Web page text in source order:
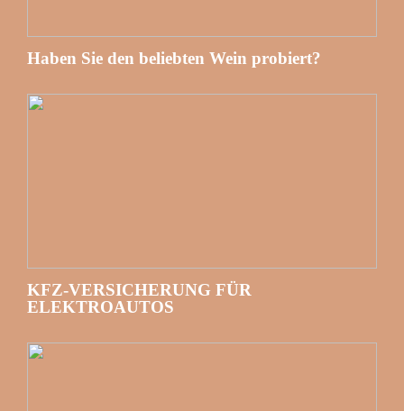
Haben Sie den beliebten Wein probiert?
KFZ-VERSICHERUNG FÜR
ELEKTROAUTOS